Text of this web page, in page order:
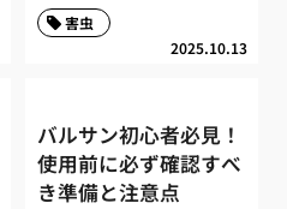
2025.10.13
害虫
バルサン初心者必見！
使用前に必ず確認すべ
き準備と注意点